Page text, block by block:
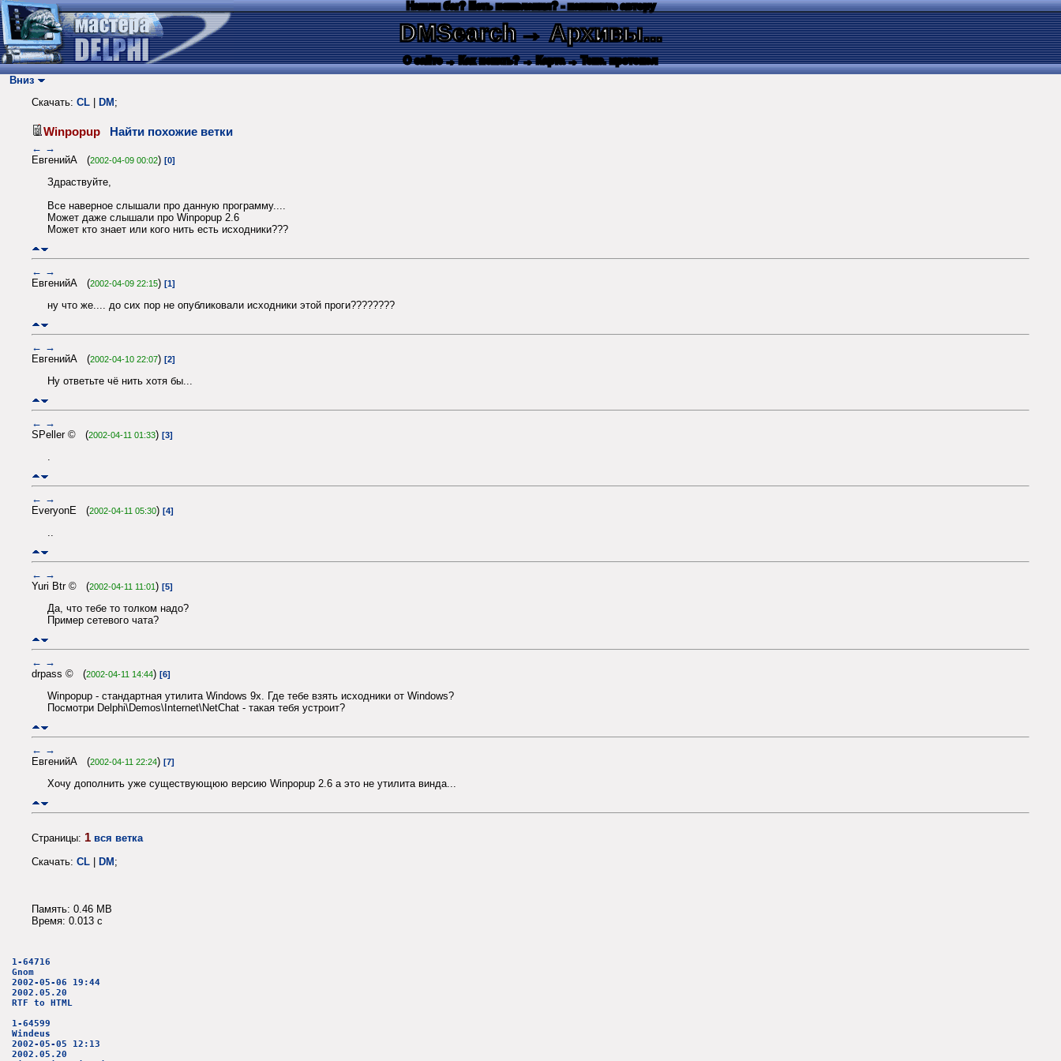
Нашли баг? Есть пожелания? - напишите автору
DMSearch→ Архивы...
О сайте → Как искать? → Карта → Текс. протокол
Вниз
Скачать: CL DM ;
Winpopup Найти похожие ветки
← →
ЕвгенийА (2002-04-09 00:02) [0]
Здраствуйте,
Все наверное слышали про данную программу....
Может даже слышали про Winpopup 2.6
Может кто знает или кого нить есть исходники???
← →
ЕвгенийА (2002-04-09 22:15) [1]
ну что же.... до сих пор не опубликовали исходники этой проги????????
← →
ЕвгенийА (2002-04-10 22:07) [2]
Ну ответьте чё нить хотя бы...
← →
SPeller © (2002-04-11 01:33) [3]
.
← →
EveryonE (2002-04-11 05:30) [4]
..
← →
Yuri Btr © (2002-04-11 11:01) [5]
Да, что тебе то толком надо?
Пример сетевого чата?
← →
drpass © (2002-04-11 14:44) [6]
Winpopup - стандартная утилита Windows 9x. Где тебе взять исходники от Windows?
Посмотри Delphi\Demos\Internet\NetChat - такая тебя устроит?
← →
ЕвгенийА (2002-04-11 22:24) [7]
Хочу дополнить уже существующюю версию Winpopup 2.6 а это не утилита винда...
Страницы: 1 вся ветка
Скачать: CL | DM;
Память: 0.46 MB
Время: 0.013 c
1-64716
Gnom
2002-05-06 19:44
2002.05.20
RTF to HTML
1-64599
Windeus
2002-05-05 12:13
2002.05.20